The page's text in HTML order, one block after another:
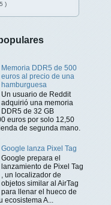
)
Memoria DDR5 de 500
euros al precio de una
hamburguesa
Un usuario de Reddit
adquirió una memoria
DDR5 de 32 GB
euros por solo 12,50
de segunda mano.
Google lanza Pixel Tag
Google prepara el
lanzamiento de Pixel Tag
, un localizador de
objetos similar al AirTag
para llenar el hueco de
ecosistema A...